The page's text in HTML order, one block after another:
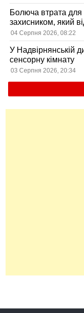
Болюча втрата
захисником, який
04 Серпня 2026, 08:22
У Надвірнянській
сенсорну кімнату
03 Серпня 2026, 20:34